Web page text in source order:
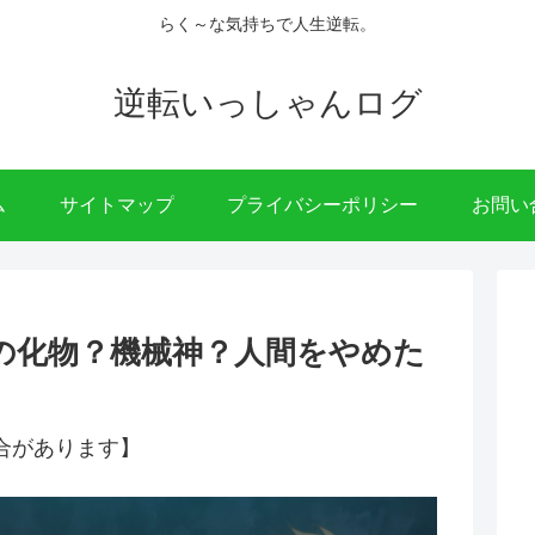
らく～な気持ちで人生逆転。
逆転いっしゃんログ
サイトマップ プライバシーポリシー お問い
化物？機械神？人間をやめた
あります】